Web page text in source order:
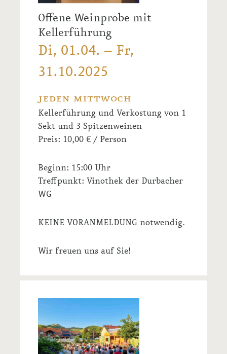
Offene Weinprobe mit
Kellerführung
Di, 01.04. – Fr,
31.10.2025
jeden mittwoch
Kellerführung und Verkostung von 1
Sekt und 3 Spitzenweinen
Preis: 10,00 € / Person
Beginn: 15:00 Uhr
Treffpunkt: Vinothek der Durbacher
WG
KEINE VORANMELDUNG notwendig.
Wir freuen uns auf Sie!